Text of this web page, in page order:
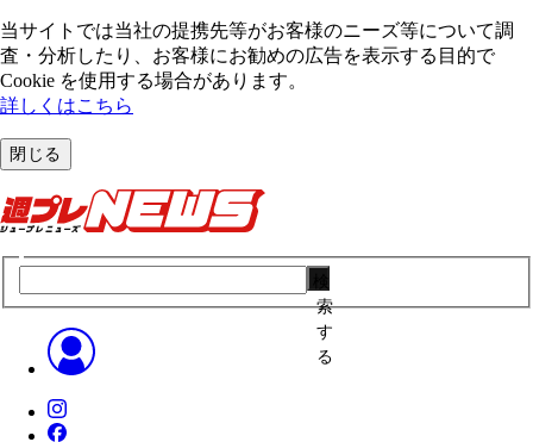
当サイトでは当社の提携先等がお客様のニーズ等について調
査・分析したり、お客様にお勧めの広告を表⽰する⽬的で
Cookie を使⽤する場合があります。
詳しくはこちら
閉じる
索
す
る